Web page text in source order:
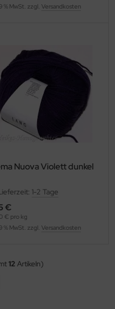
% MwSt. zzgl. Versandkosten
Nuova Violett dunkel
1-2 Tage
€
€ pro kg
% MwSt. zzgl. Versandkosten
12Artikeln)